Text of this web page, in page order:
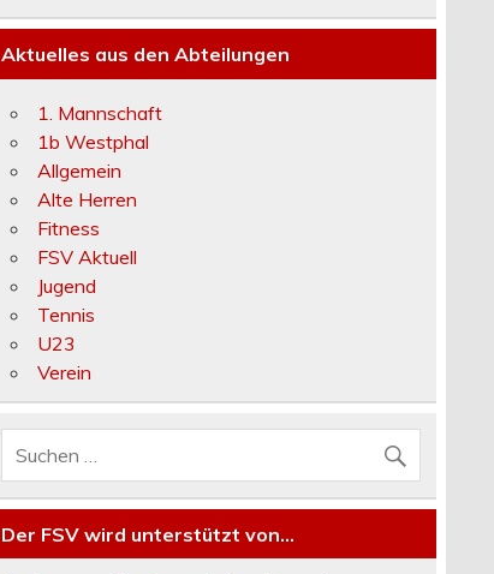
Aktuelles aus den Abteilungen
1. Mannschaft
1b Westphal
Allgemein
Alte Herren
Fitness
FSV Aktuell
Jugend
Tennis
U23
Verein
Der FSV wird unterstützt von…